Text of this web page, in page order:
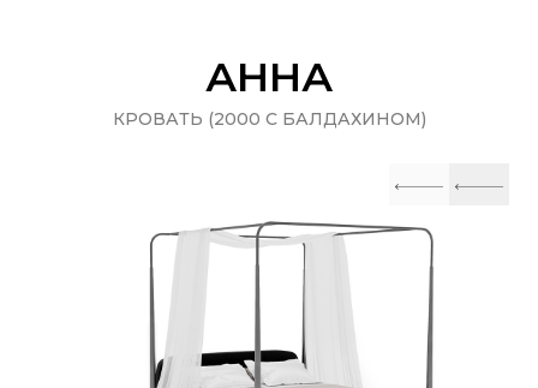
АННА
КРОВАТЬ (2000 С БАЛДАХИНОМ)